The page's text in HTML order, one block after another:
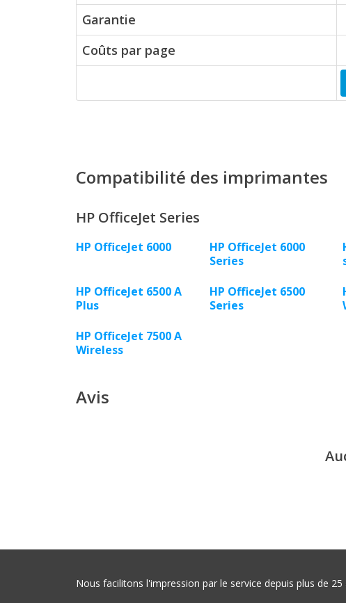
Garantie
Coûts par page
Compatibilité des imprimantes
HP OfficeJet Series
HP OfficeJet 6000
HP OfficeJet 6000
Series
HP OfficeJet 6500 A
Plus
HP OfficeJet 6500
Series
HP OfficeJet 7500 A
Wireless
Avis
Nous facilitons l'impression par le service depuis plus de